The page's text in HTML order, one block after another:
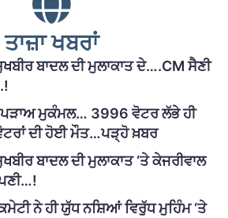
ਤਾਜ਼ਾ ਖਬਰਾਂ
ਬਾਦਲ ਦੀ ਮੁਲਾਕਾਤ ਦੇ….CM ਸੈਣੀ
ਪੜਾਅ ਮੁਕੰਮਲ… 3996 ਵੋਟਰ ਲੱਭੇ ਹੀ
ਦੀ ਹੋਈ ਮੌਤ…ਪੜ੍ਹੋ ਖ਼ਬਰ
ਬਾਦਲ ਦੀ ਮੁਲਾਕਾਤ ‘ਤੇ ਕੇਜਰੀਵਾਲ
ਕਮੇਟੀ ਨੇ ਹੀ ਯੁੱਧ ਨਸ਼ਿਆਂ ਵਿਰੁੱਧ ਮੁਹਿੰਮ ‘ਤੇ